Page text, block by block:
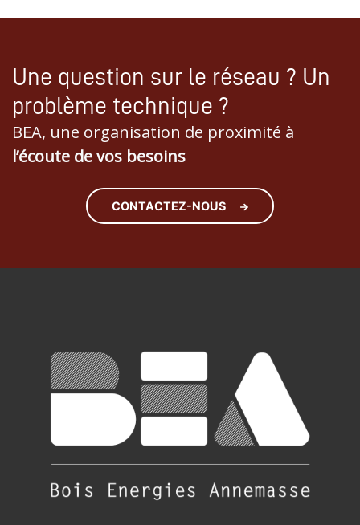
Une question sur le réseau ? Un
problème technique ?
BEA, une organisation de proximité à
l’écoute de vos besoins
CONTACTEZ-NOUS